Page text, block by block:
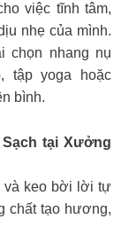
việc tĩnh tâm,
nhẹ của mình.
chọn nhang nụ
tập yoga hoặc
bình.
tại Xưởng
và keo bời lời tự
chất tạo hương,